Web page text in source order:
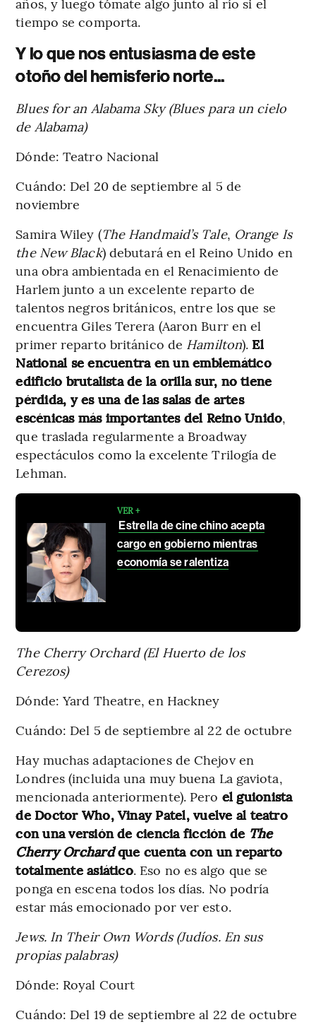
tiempo se comporta.
Y lo que nos entusiasma de este
otoño del hemisferio norte...
Blues for an Alabama Sky (Blues para un cielo
de Alabama)
Dónde: Teatro Nacional
Cuándo: Del 20 de septiembre al 5 de
noviembre
Samira Wiley (The Handmaid’s Tale, Orange Is
the New Black) debutará en el Reino Unido en
una obra ambientada en el Renacimiento de
Harlem junto a un excelente reparto de
talentos negros británicos, entre los que se
encuentra Giles Terera (Aaron Burr en el
primer reparto británico de Hamilton). El
National se encuentra en un emblemático
edificio brutalista de la orilla sur, no tiene
pérdida, y es una de las salas de artes
escénicas más importantes del Reino Unido,
que traslada regularmente a Broadway
espectáculos como la excelente Trilogía de
Lehman.
VER +
Estrella de cine chino acepta
cargo en gobierno mientras
economía se ralentiza
The Cherry Orchard (El Huerto de los
Cerezos)
Dónde: Yard Theatre, en Hackney
Cuándo: Del 5 de septiembre al 22 de octubre
Hay muchas adaptaciones de Chejov en
Londres (incluida una muy buena La gaviota,
mencionada anteriormente). Pero el guionista
de Doctor Who, Vinay Patel, vuelve al teatro
con una versión de ciencia ficción de The
Cherry Orchardque cuenta con un reparto
totalmente asiático. Eso no es algo que se
ponga en escena todos los días. No podría
estar más emocionado por ver esto.
Jews. In Their Own Words (Judíos. En sus
propias palabras)
Dónde: Royal Court
Cuándo: Del 19 de septiembre al 22 de octubre